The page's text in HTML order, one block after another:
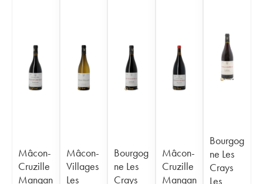
Mâcon-
Cruzille
Mangan
Mâcon-
Villages
Les
Bourgog
ne Les
Crays
Mâcon-
Cruzille
Mangan
Bourgog
ne Les
Crays
Les